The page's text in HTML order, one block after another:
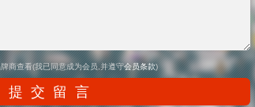
商查看(我已同意成为会员,并遵守会员条款)